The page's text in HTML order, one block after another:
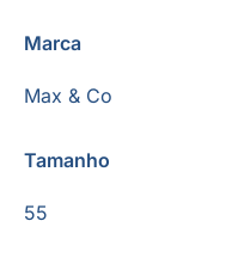
Marca
Max & Co
Tamanho
55